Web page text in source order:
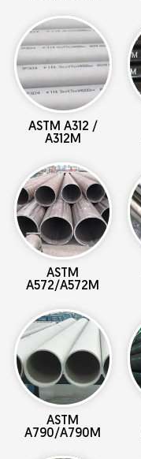
ASTM A312 /
A312M
ASTM
A572/A572M
ASTM
A790/A790M